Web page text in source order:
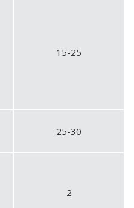
15-25
25-30
2